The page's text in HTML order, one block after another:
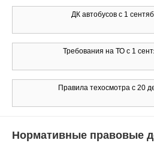
ДК автобусов с 1
Требования на ТО с 1
Правила техосмотра с 20
Нормативные правовые